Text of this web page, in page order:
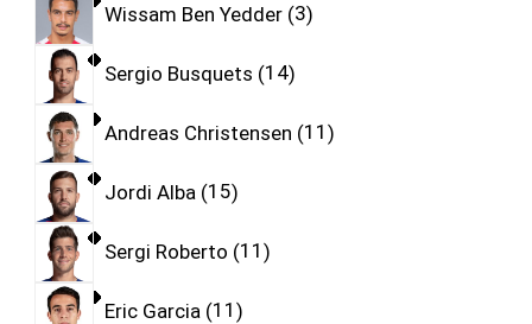
Wissam Ben Yedder 3
Sergio Busquets 14
Andreas Christensen 11
Jordi Alba 15
Sergi Roberto 11
Eric Garcia 11